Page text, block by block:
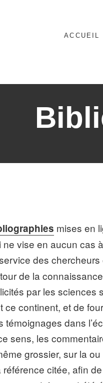
ACCUEIL
mises en
vise en aucun cas
des
de la
par les sciences
continent, et de
dans
sens, les
grossier, sur la
citée, afin